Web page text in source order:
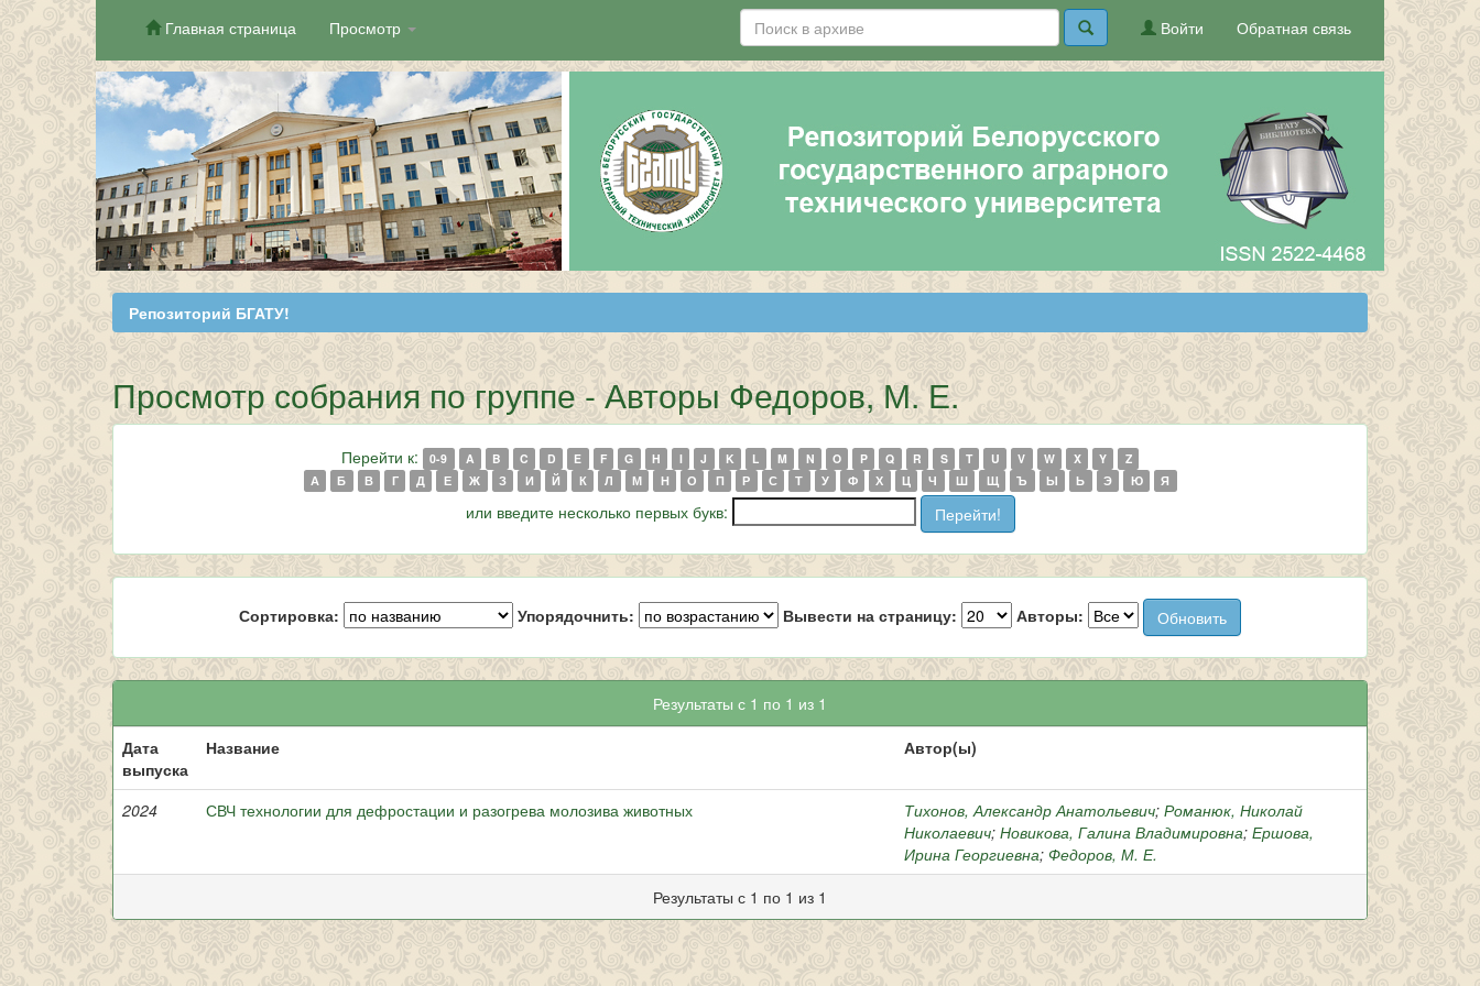
Skip
navigation
Главная страница Просмотр Обратная связь
Войти
Репозиторий БГАТУ!
Просмотр собрания по группе - Авторы Федоров, М. Е.
Перейти к: 0-9 A B C D E F G H I J K L M N O P Q R S T U V W X Y
Z
А
Б В Г Д Е Ж З И Й К Л М Н О П Р С Т У Ф Х Ц Ч Ш Щ Ъ Ы Ь Э Ю Я
или введите несколько первых букв:
Сортировка: Упорядочнить: Вывести на страницу: Авторы:
Результаты с 1 по 1 из 1
Дата
выпуска
Название Автор(ы)
2024 СВЧ технологии для дефростации и разогрева молозива животных Тихонов, Александр Анатольевич; Романюк, Николай
Николаевич; Новикова, Галина Владимировна; Ершова,
Ирина Георгиевна; Федоров, М. Е.
Результаты с 1 по 1 из 1